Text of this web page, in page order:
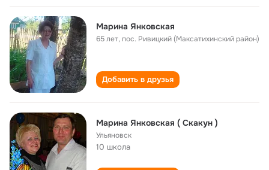
Марина Янковская
65 лет,пос. Ривицкий (Максатихинский район)
Добавить в друзья
Марина Янковская ( Скакун )
Ульяновск
10 школа